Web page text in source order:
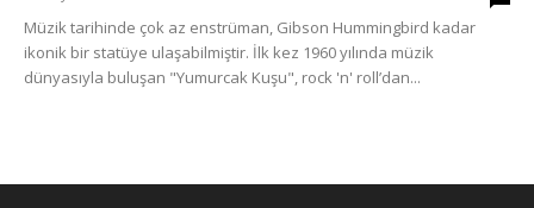
Müzik tarihinde çok az enstrüman, Gibson Hummingbird kadar
ikonik bir statüye ulaşabilmiştir. İlk kez 1960 yılında müzik
dünyasıyla buluşan "Yumurcak Kuşu", rock 'n' roll’dan...